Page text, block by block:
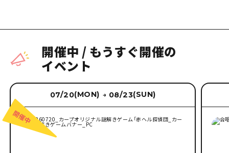
開催中 / もうすぐ開催の
イベント
07/20(MON) → 08/23(SUN)